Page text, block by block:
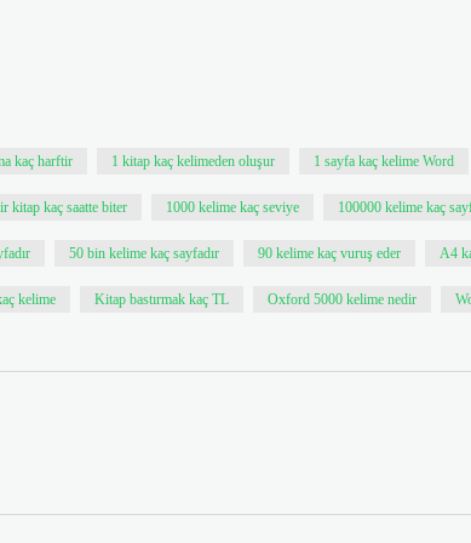
kaç harftir 1 kitap kaç kelimeden oluşur 1 sayfa kaç kelime Word
kitap kaç saatte biter 1000 kelime kaç seviye 100000 kelime kaç
50 bin kelime kaç sayfadır 90 kelime kaç vuruş eder A4
kelime Kitap bastırmak kaç TL Oxford 5000 kelime nedir